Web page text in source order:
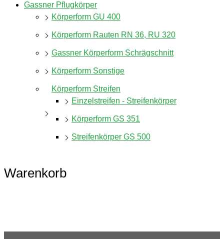
Gassner Pflugkörper
Körperform GU 400
Körperform Rauten RN 36, RU 320
Gassner Körperform Schrägschnitt
Körperform Sonstige
Körperform Streifen
Einzelstreifen - Streifenkörper
Körperform GS 351
Streifenkörper GS 500
Warenkorb